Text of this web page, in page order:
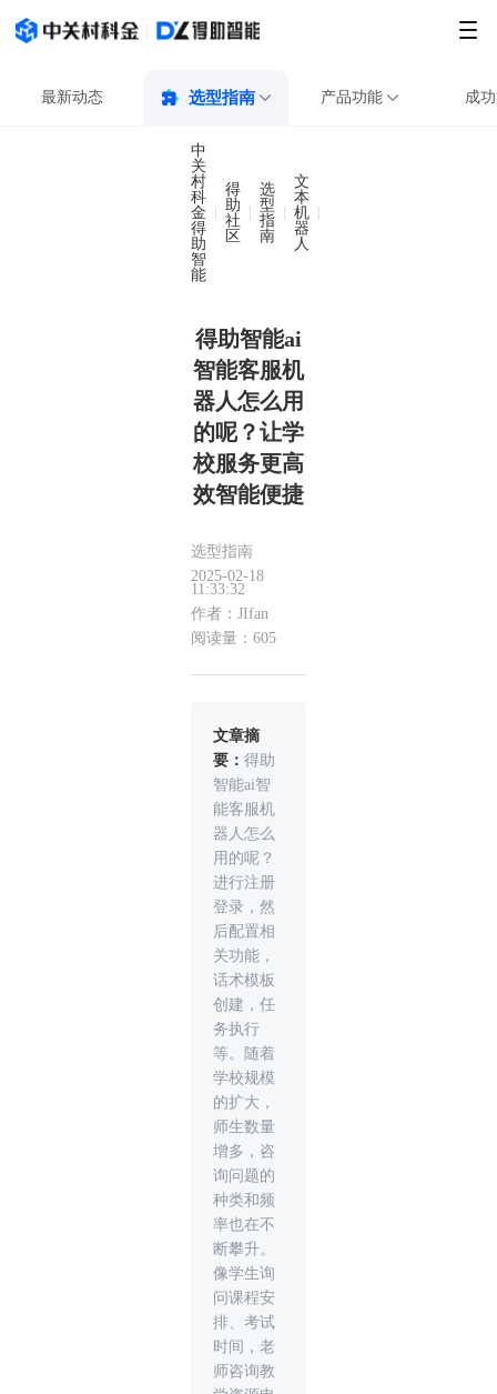
最新动态 选型指南 产品功能 成
中
关
村
科
金
得
助
智
能
得
助
社
区
选
型
指
南
文
本
机
器
人
得助智能ai
智能客服机
器人怎么用
的呢？让学
校服务更高
效智能便捷
选型指南
2025-02-18
11:33:32
作者：JIfan
阅读量：605
文章摘
要： 得助
智能ai智
能客服机
器人怎么
用的呢？
进行注册
登录，然
后配置相
关功能，
话术模板
创建，任
务执行
等。随着
学校规模
的扩大，
师生数量
增多，咨
询问题的
种类和频
率也在不
断攀升。
像学生询
问课程安
排、考试
时间，老
师咨询教